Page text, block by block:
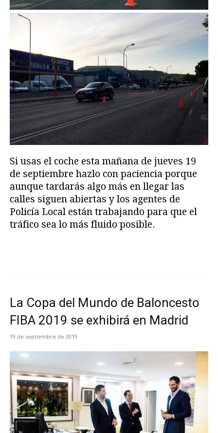
Si usas el coche esta mañana de jueves 19
de septiembre hazlo con paciencia porque
aunque tardarás algo más en llegar las
calles siguen abiertas y los agentes de
Policía Local están trabajando para que el
tráfico sea lo más fluido posible.
La Copa del Mundo de Baloncesto
FIBA 2019 se exhibirá en Madrid
19 de septiembre de 2019